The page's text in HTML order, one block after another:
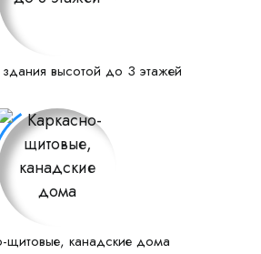
высотой до 3 этажей
щитовые, канадские дома